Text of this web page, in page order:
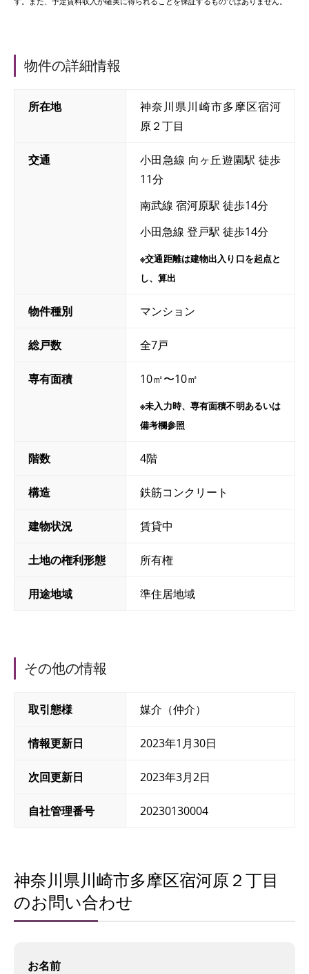
物件の詳細情報
所在地
神奈川県川崎市多摩区宿河
原２丁目
交通
小田急線 向ヶ丘遊園駅 徒歩
11分
南武線 宿河原駅 徒歩14分
小田急線 登戸駅 徒歩14分
※交通距離は建物出入り口を起点と
し、算出
物件種別 マンション
総戸数 全7戸
専有面積 10㎡〜10㎡
※未入力時、専有面積不明あるいは
備考欄参照
階数 4階
構造 鉄筋コンクリート
建物状況 賃貸中
土地の権利形態 所有権
用途地域 準住居地域
その他の情報
取引態様 媒介（仲介）
情報更新日 2023年1月30日
次回更新日 2023年3月2日
自社管理番号 20230130004
神奈川県川崎市多摩区宿河原２丁目
のお問い合わせ
お名前